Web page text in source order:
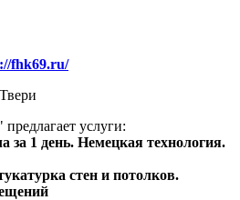
fhk69.ru/
услуги:
за 1 день. Немецкая технология.
стен и потолков.